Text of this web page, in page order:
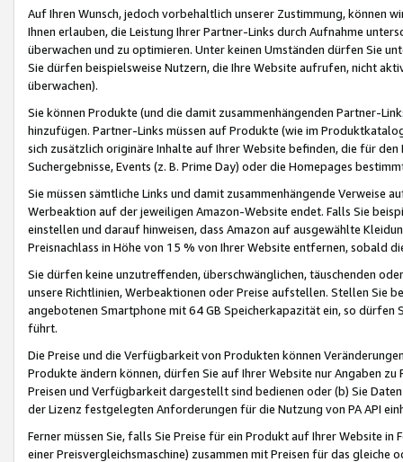
Auf Ihren Wunsch, jedoch vorbehaltlich unserer Zustimmung, können
Ihnen erlauben, die Leistung Ihrer Partner-Links durch Aufnahme
überwachen und zu optimieren. Unter keinen Umständen dürfen Sie
Sie dürfen beispielsweise Nutzern, die Ihre Website aufrufen, nicht
überwachen).
Sie können Produkte (und die damit zusammenhängenden Partner-
hinzufügen. Partner-Links müssen auf Produkte (wie im
sich zusätzlich originäre Inhalte auf Ihrer Website befinden, die für
Suchergebnisse, Events (z. B. Prime Day) oder die Homepages
Sie müssen sämtliche Links und damit zusammenhängende
Werbeaktion auf der jeweiligen Amazon-Website endet. Falls Sie
einstellen und darauf hinweisen, dass Amazon auf ausgewählte
Preisnachlass in Höhe von 15 % von Ihrer Website entfernen, sobald
Sie dürfen keine unzutreffenden, überschwänglichen, täuschenden
unsere Richtlinien, Werbeaktionen oder Preise aufstellen. Stellen Sie
angebotenen Smartphone mit 64 GB Speicherkapazität ein, so dürfen
führt.
Die Preise und die Verfügbarkeit von Produkten können
Produkte ändern können, dürfen Sie auf Ihrer Website nur Angaben
Preisen und Verfügbarkeit dargestellt sind bedienen oder (b) Sie
der Lizenz festgelegten Anforderungen für die Nutzung von PA API
Ferner müssen Sie, falls Sie Preise für ein Produkt auf Ihrer Website
einer Preisvergleichsmaschine) zusammen mit Preisen für das